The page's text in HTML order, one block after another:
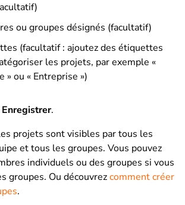
ou groupes désignés (facultatif)
(facultatif : ajoutez des étiquettes
les projets, par exemple «
» ou « Entreprise »)
Enregistrer.
projets sont visibles par tous les
et tous les groupes. Vous pouvez
individuels ou des groupes si vous
groupes. Ou découvrezcomment créer
.